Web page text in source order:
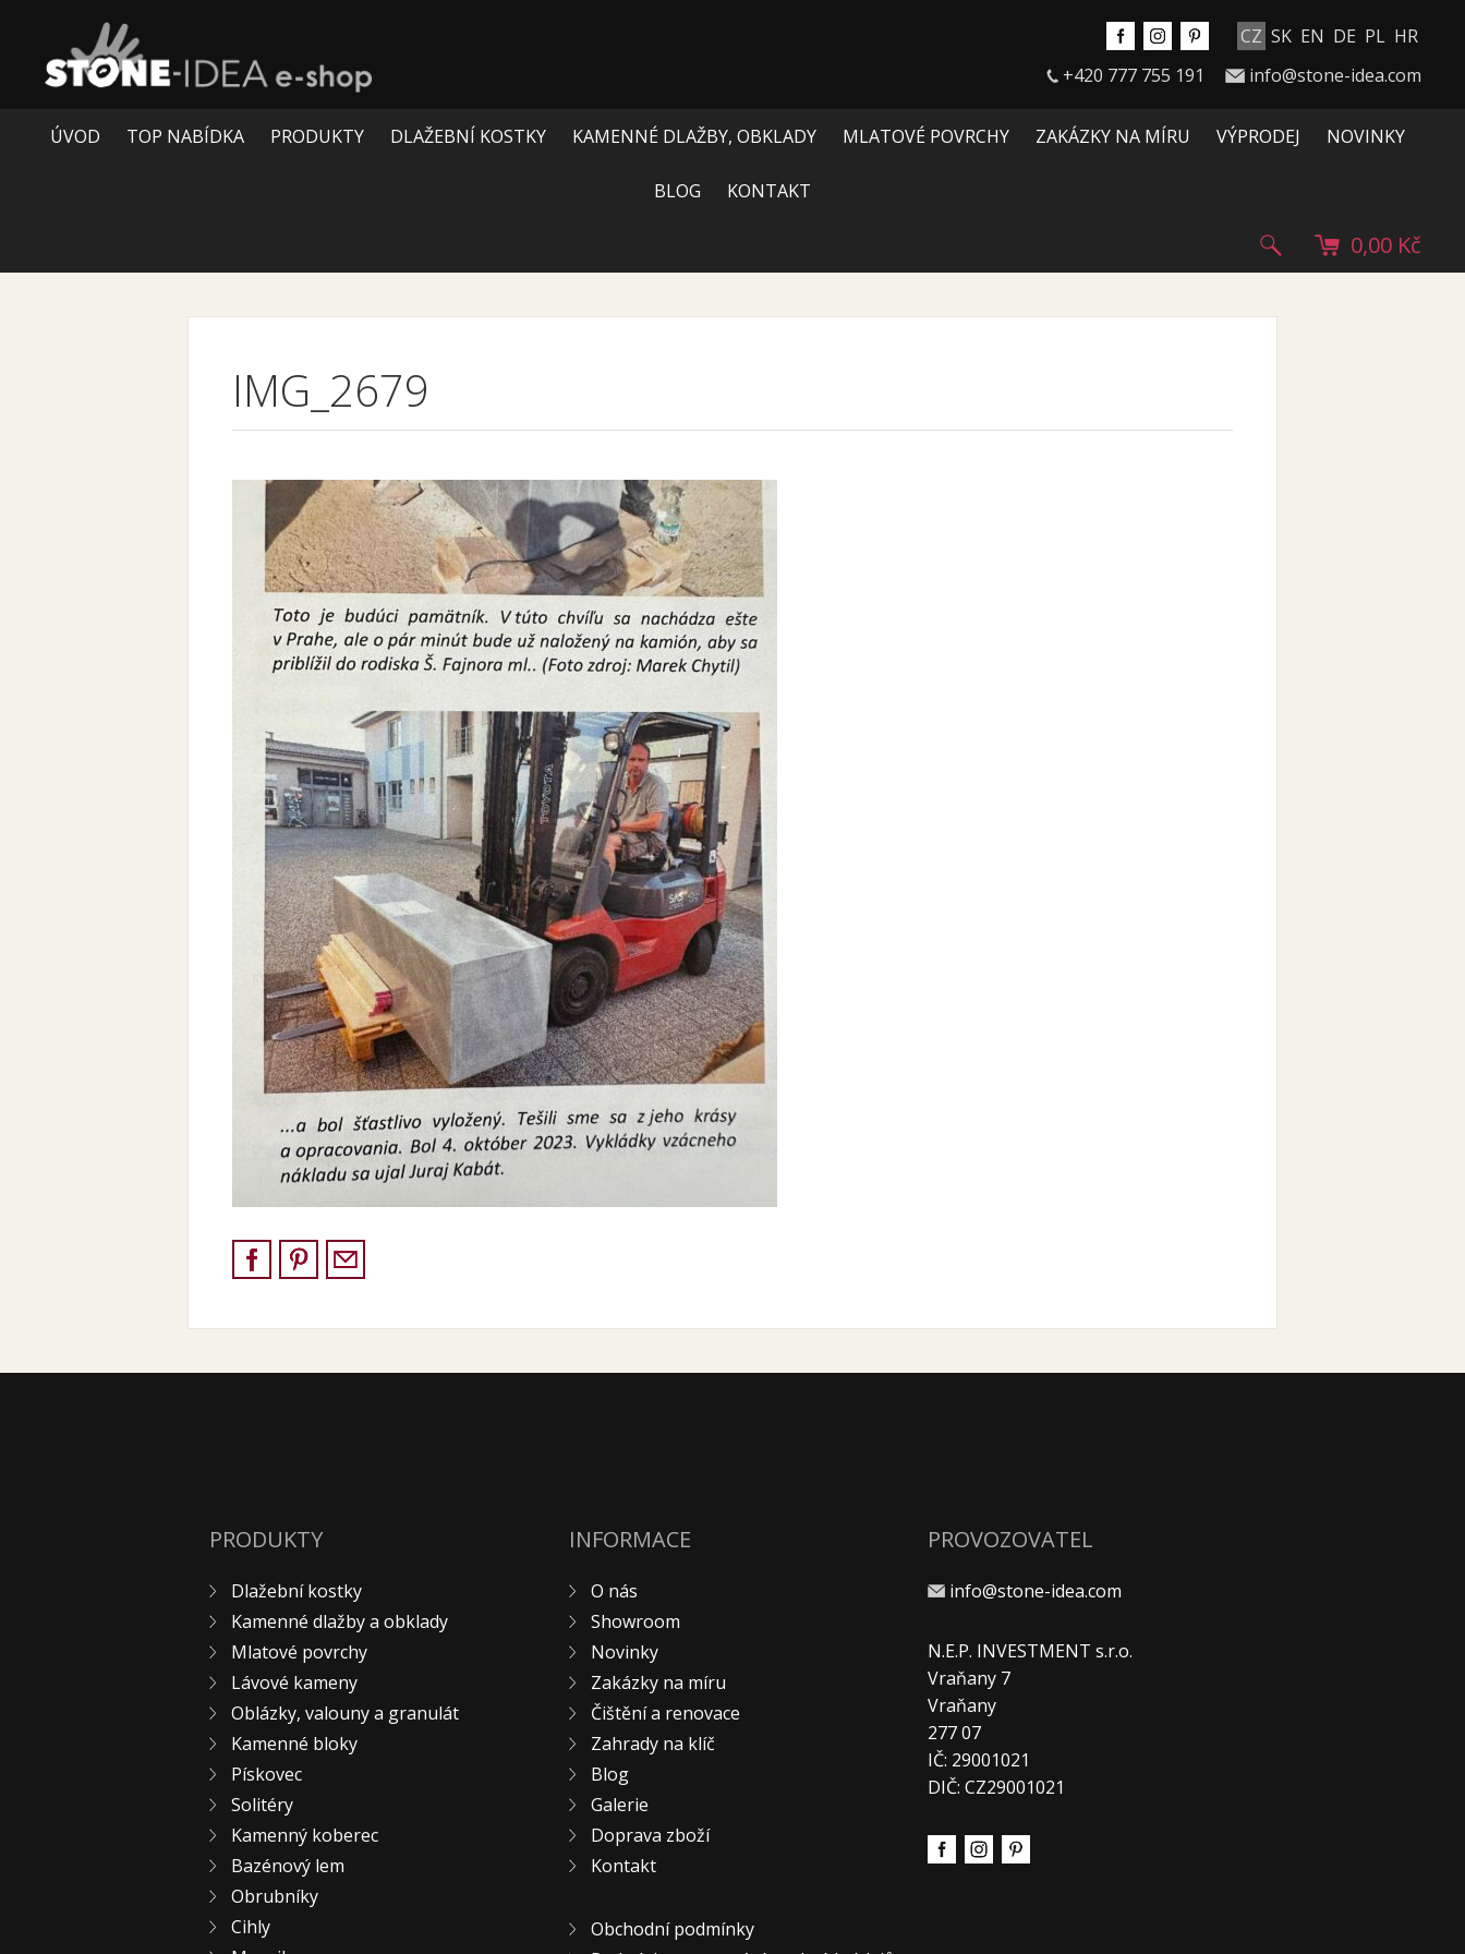
CZ SK EN DE PL HR
+420 777 755 191
info@stone-idea.com
ÚVOD TOP NABÍDKA PRODUKTY DLAŽEBNÍ KOSTKY KAMENNÉ DLAŽBY, OBKLADY MLATOVÉ POVRCHY ZAKÁZKY NA MÍRU VÝPRODEJ NOVINKY
BLOG KONTAKT
0,00 Kč
IMG_2679
PRODUKTY
Dlažební kostky
Kamenné dlažby a obklady
Mlatové povrchy
Lávové kameny
Oblázky, valouny a granulát
Kamenné bloky
Pískovec
Solitéry
Kamenný koberec
Bazénový lem
Obrubníky
Cihly
INFORMACE
O nás
Showroom
Novinky
Zakázky na míru
Čištění a renovace
Zahrady na klíč
Blog
Galerie
Doprava zboží
Kontakt
Obchodní podmínky
PROVOZOVATEL
info@stone-idea.com
N.E.P. INVESTMENT s.r.o.
Vraňany 7
Vraňany
277 07
IČ: 29001021
DIČ: CZ29001021